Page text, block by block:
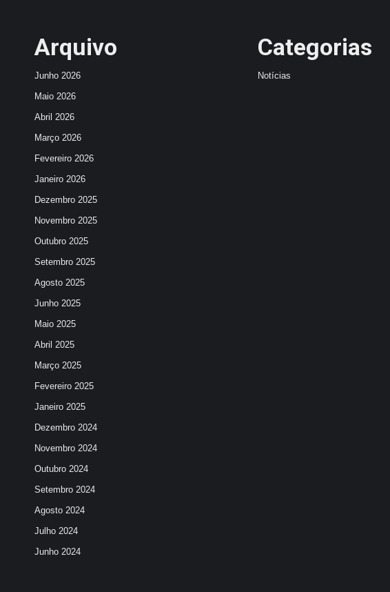
Arquivo
Junho 2026
Maio 2026
Abril 2026
Março 2026
Fevereiro 2026
Janeiro 2026
Dezembro 2025
Novembro 2025
Outubro 2025
Setembro 2025
Agosto 2025
Junho 2025
Maio 2025
Abril 2025
Março 2025
Fevereiro 2025
Janeiro 2025
Dezembro 2024
Novembro 2024
Outubro 2024
Setembro 2024
Agosto 2024
Julho 2024
Junho 2024
Categorias
Notícias